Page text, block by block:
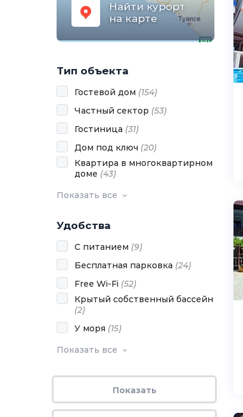
Найти курорт
на карте
Тип объекта
Гостевой дом (154)
Частный сектор (53)
Гостиница (31)
Дом под ключ (20)
Квартира в многоквартирном
доме (43)
Показать все
Удобства
С питанием (9)
Бесплатная парковка (24)
Free Wi-Fi (52)
Крытый собственный бассейн
(2)
У моря (15)
Показать все